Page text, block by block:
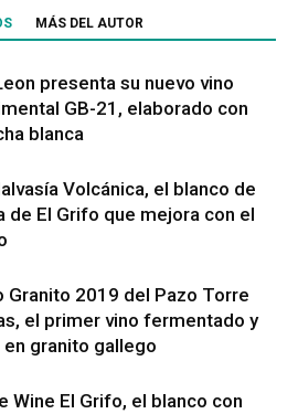
MÁS DEL AUTOR
presenta su nuevo vino
GB-21, elaborado con
blanca
Volcánica, el blanco de
de El Grifo que mejora con el
Granito 2019 del Pazo Torre
el primer vino fermentado y
en granito gallego
Wine El Grifo, el blanco con